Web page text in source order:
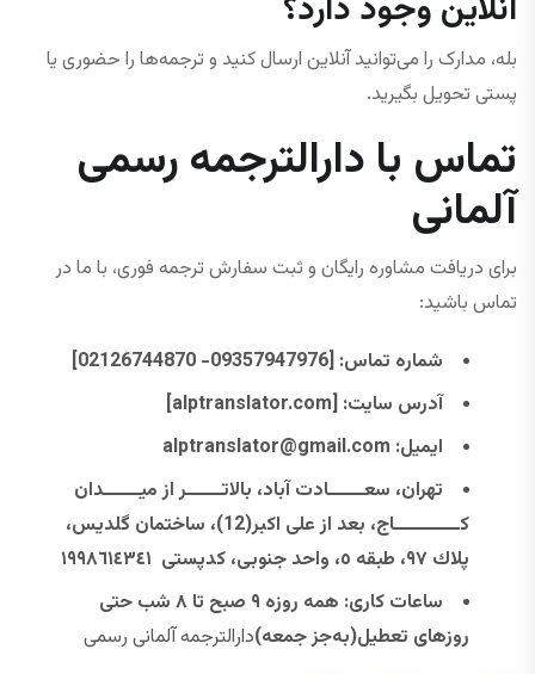
بله، مدارک را می‌توانید آنلاین ارسال کنید و ترجمه‌ها را حضوری یا
پستی تحویل بگیرید.
تماس با دارالترجمه رسمی
آلمانی
برای دریافت مشاوره رایگان و ثبت سفارش ترجمه فوری، با ما در
تماس باشید:
شماره تماس: [09357947976- 02126744870]
آدرس سایت: [alptranslator.com]
ایمیل:
alptranslator@gmail.com
تهران، سعــــــادت آباد، بالاتــــــر از ميــــــدان
كـــــــــــاج، بعد از علی اکبر(12)، ساختمان گلديس،
پلاك ٩٧، طبقه ٥، واحد جنوبی، كدپستی ١٩٩٨٦١٤٣٤١
ساعات کاری: همه ‌روزه ۹ صبح تا ۸ شب حتی
روزهای تعطیل(به‌جز جمعه)دارالترجمه آلمانی رسمی